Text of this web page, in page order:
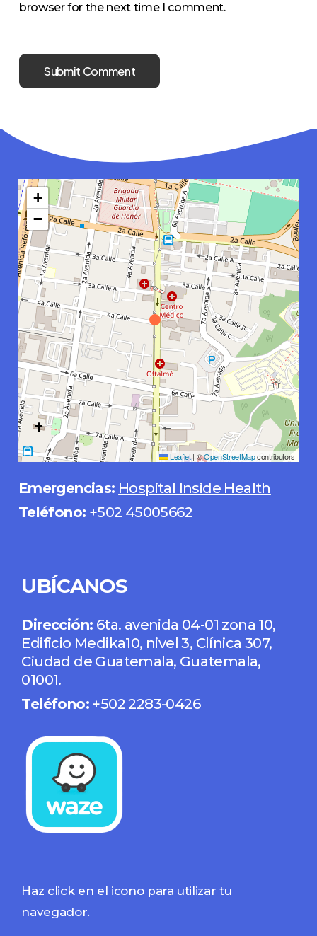
browser for the next time I comment.
+
−
Leaflet | ©OpenStreetMapcontributors
Emergencias: Hospital Inside Health
Teléfono: +502 45005662
UBÍCANOS
Dirección: 6ta. avenida 04-01 zona 10,
Edificio Medika10, nivel 3, Clínica 307,
Ciudad de Guatemala, Guatemala,
01001.
Teléfono:+502 2283-0426
Haz click en el icono para utilizar tu
navegador.